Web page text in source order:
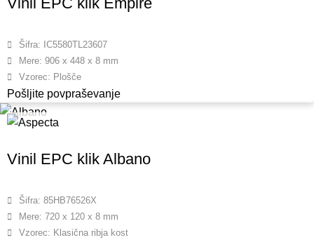
Šifra: IC5580TL23607
Mere: 906 x 448 x 8 mm
Vzorec: Plošče
Pošljite povpraševanje
Vinil EPC klik Albano
Šifra: 85HB76526X
Mere: 720 x 120 x 8 mm
Vzorec: Klasična ribja kost